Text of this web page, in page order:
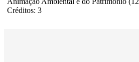
Créditos: 3